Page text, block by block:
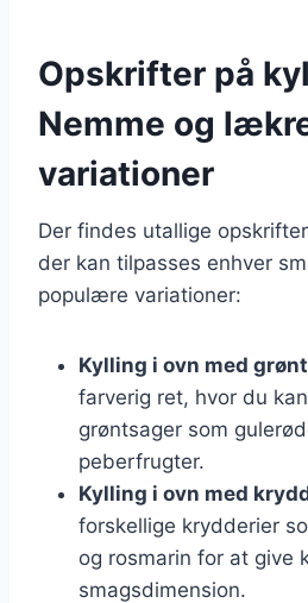
Opskrifter på
Nemme og
variationer
Der findes utallige
der kan tilpasses enhver
populære variationer:
Kylling i ovn med
farverig ret, hvor du
grøntsager som
peberfrugter.
Kylling i ovn med
forskellige krydderier
og rosmarin for at give
smagsdimension.